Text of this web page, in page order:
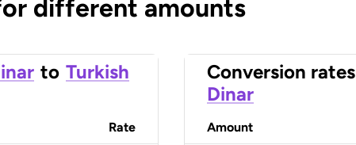
different amounts
to Turkish
Rate
Conversion rates
Dinar
Amount